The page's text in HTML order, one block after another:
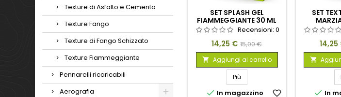
Texture di Asfalto e Cemento
Texture Fango
Texture di Fango Schizzato
Texture Fiammeggiante
Pennarelli ricaricabili
Aerografia
SET SPLASH GEL
FIAMMEGGIANTE 30 ML
Recensioni: 0
Prezzo
14,25 € Prezzo
base
15,00 €
 Aggiungi al carrello
Più
 In magazzino favorite_border
SET
14,25

 In